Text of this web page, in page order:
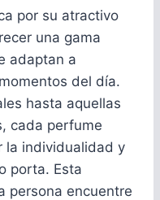
por su atractivo
una gama
adaptan a
del día.
hasta aquellas
cada perfume
la individualidad y
porta. Esta
persona encuentre